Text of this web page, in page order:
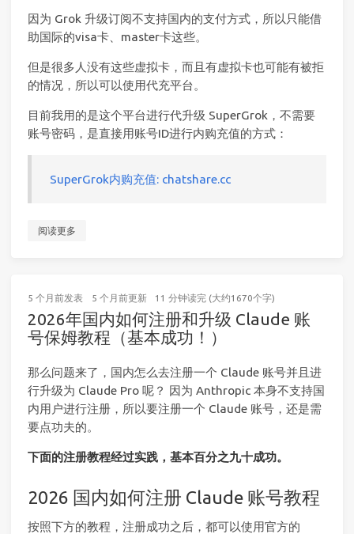
因为 Grok 升级订阅不支持国内的支付方式，所以只能借
助国际的visa卡、master卡这些。
但是很多人没有这些虚拟卡，而且有虚拟卡也可能有被拒
的情况，所以可以使用代充平台。
目前我用的是这个平台进行代升级 SuperGrok，不需要
账号密码，是直接用账号ID进行内购充值的方式：
SuperGrok内购充值: chatshare.cc
阅读更多
5 个月前发表 5 个月前更新 11 分钟读完 (大约1670个字)
2026年国内如何注册和升级 Claude 账
号保姆教程（基本成功！）
那么问题来了，国内怎么去注册一个 Claude 账号并且进
行升级为 Claude Pro 呢？ 因为 Anthropic 本身不支持国
内用户进行注册，所以要注册一个 Claude 账号，还是需
要点功夫的。
下面的注册教程经过实践，基本百分之九十成功。
2026 国内如何注册 Claude 账号教程
按照下方的教程，注册成功之后，都可以使用官方的